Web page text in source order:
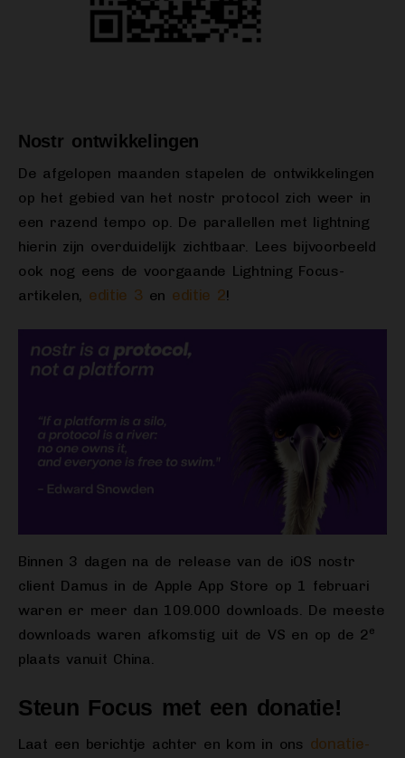
Nostr ontwikkelingen
De afgelopen maanden stapelen de ontwikkelingen
op het gebied van het nostr protocol zich weer in
een razend tempo op. De parallellen met lightning
hierin zijn overduidelijk zichtbaar. Lees bijvoorbeeld
ook nog eens de voorgaande Lightning Focus-
artikelen, editie 3en editie 2!
Binnen 3 dagen na de release van de iOS nostr
client Damus in de Apple App Store op 1 februari
waren er meer dan 109.000 downloads. De meeste
downloads waren afkomstig uit de VS en op de 2e
plaats vanuit China.
Steun Focus met een donatie!
Laat een berichtje achter en kom in ons donatie-